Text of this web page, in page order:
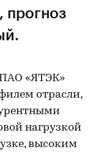
прогноз
ПАО «ЯТЭК»
отрасли,
нагрузкой
высоким